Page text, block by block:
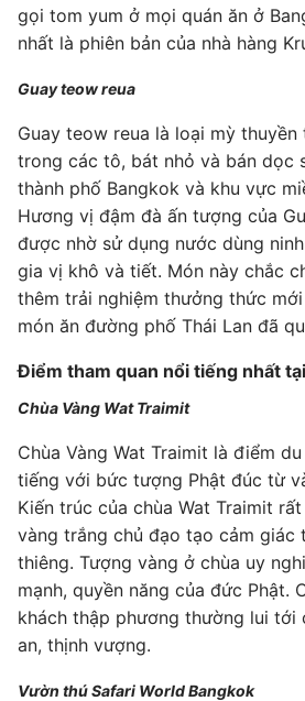
gọi tom yum ở mọi quán ăn ở
nhất là phiên bản của nhà hàng
Guay teow reua
Guay teow reua là loại mỳ
trong các tô, bát nhỏ và bán dọc
thành phố Bangkok và khu vực
Hương vị đậm đà ấn tượng của
được nhờ sử dụng nước dùng
gia vị khô và tiết. Món này chắc
thêm trải nghiệm thưởng thức
món ăn đường phố Thái Lan đã
Điểm tham quan nổi tiếng nhất
Chùa Vàng Wat Traimit
Chùa Vàng Wat Traimit là điểm
tiếng với bức tượng Phật đúc từ
Kiến trúc của chùa Wat Traimit
vàng trắng chủ đạo tạo cảm giác
thiêng. Tượng vàng ở chùa uy
mạnh, quyền năng của đức Phật.
khách thập phương thường lui tới
an, thịnh vượng.
Vườn thú Safari World Bangkok